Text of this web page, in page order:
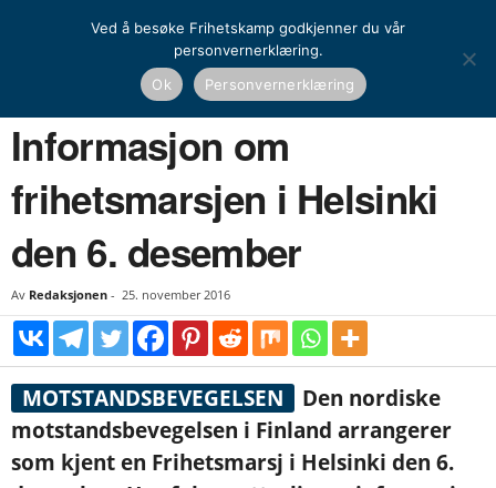
Informasjon om frihetsmarsjen i Helsinki den 6. desember
NYHETER NORDEN
Informasjon om
frihetsmarsjen i Helsinki
den 6. desember
Av Redaksjonen - 25. november 2016
MOTSTANDSBEVEGELSEN
Den nordiske
motstandsbevegelsen i Finland arrangerer
som kjent en Frihetsmarsj i Helsinki den 6.
Ved å besøke Frihetskamp godkjenner du vår
personvernerklæring.
Ok
Personvernerklæring